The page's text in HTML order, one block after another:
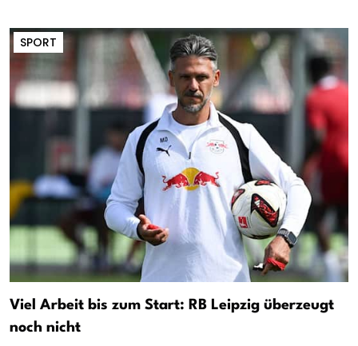
SPORT
Viel Arbeit bis zum Start: RB Leipzig überzeugt
noch nicht